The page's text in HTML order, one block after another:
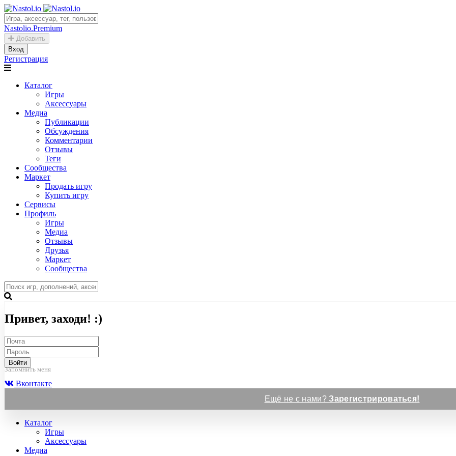
Nastolio.Premium
Добавить
Вход
Регистрация
Каталог
Игры
Аксессуары
Медиа
Публикации
Обсуждения
Комментарии
Отзывы
Теги
Сообщества
Маркет
Продать игру
Купить игру
Сервисы
Профиль
Игры
Медиа
Отзывы
Друзья
Маркет
Сообщества
Привет, заходи! :)
Войти
Запомнить меня
Вконтакте
Ещё не с нами?Зарегистрироваться!
Каталог
Игры
Аксессуары
Медиа